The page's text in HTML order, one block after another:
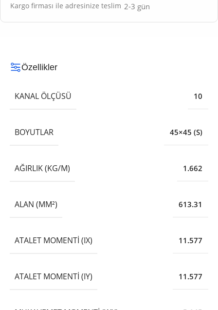
Kargo firması ile adresinize teslim 2-3 gün
Özellikler
KANAL ÖLÇÜSÜ 10
BOYUTLAR 45×45 (S)
AĞIRLIK (KG/M) 1.662
ALAN (MM²) 613.31
ATALET MOMENTI (IX) 11.577
ATALET MOMENTI (IY) 11.577